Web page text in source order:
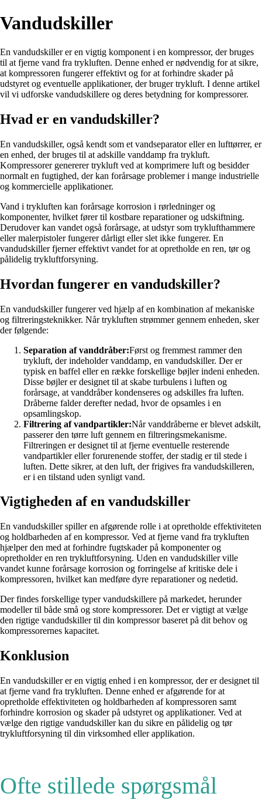
Vandudskiller
En vandudskiller er en vigtig komponent i en kompressor, der bruges
til at fjerne vand fra trykluften. Denne enhed er nødvendig for at sikre,
at kompressoren fungerer effektivt og for at forhindre skader på
udstyret og eventuelle applikationer, der bruger trykluft. I denne artikel
vil vi udforske vandudskillere og deres betydning for kompressorer.
Hvad er en vandudskiller?
En vandudskiller, også kendt som et vandseparator eller en lufttørrer, er
en enhed, der bruges til at adskille vanddamp fra trykluft.
Kompressorer genererer trykluft ved at komprimere luft og besidder
normalt en fugtighed, der kan forårsage problemer i mange industrielle
og kommercielle applikationer.
Vand i trykluften kan forårsage korrosion i rørledninger og
komponenter, hvilket fører til kostbare reparationer og udskiftning.
Derudover kan vandet også forårsage, at udstyr som tryklufthammere
eller malerpistoler fungerer dårligt eller slet ikke fungerer. En
vandudskiller fjerner effektivt vandet for at opretholde en ren, tør og
pålidelig trykluftforsyning.
Hvordan fungerer en vandudskiller?
En vandudskiller fungerer ved hjælp af en kombination af mekaniske
og filtreringsteknikker. Når trykluften strømmer gennem enheden, sker
der følgende:
Separation af vanddråber:Først og fremmest rammer den
trykluft, der indeholder vanddamp, en vandudskiller. Der er
typisk en baffel eller en række forskellige bøjler indeni enheden.
Disse bøjler er designet til at skabe turbulens i luften og
forårsage, at vanddråber kondenseres og adskilles fra luften.
Dråberne falder derefter nedad, hvor de opsamles i en
opsamlingskop.
Filtrering af vandpartikler:Når vanddråberne er blevet adskilt,
passerer den tørre luft gennem en filtreringsmekanisme.
Filtreringen er designet til at fjerne eventuelle resterende
vandpartikler eller forurenende stoffer, der stadig er til stede i
luften. Dette sikrer, at den luft, der frigives fra vandudskilleren,
er i en tilstand uden synligt vand.
Vigtigheden af en vandudskiller
En vandudskiller spiller en afgørende rolle i at opretholde effektiviteten
og holdbarheden af en kompressor. Ved at fjerne vand fra trykluften
hjælper den med at forhindre fugtskader på komponenter og
opretholder en ren trykluftforsyning. Uden en vandudskiller ville
vandet kunne forårsage korrosion og forringelse af kritiske dele i
kompressoren, hvilket kan medføre dyre reparationer og nedetid.
Der findes forskellige typer vandudskillere på markedet, herunder
modeller til både små og store kompressorer. Det er vigtigt at vælge
den rigtige vandudskiller til din kompressor baseret på dit behov og
kompressorernes kapacitet.
Konklusion
En vandudskiller er en vigtig enhed i en kompressor, der er designet til
at fjerne vand fra trykluften. Denne enhed er afgørende for at
opretholde effektiviteten og holdbarheden af kompressoren samt
forhindre korrosion og skader på udstyret og applikationer. Ved at
vælge den rigtige vandudskiller kan du sikre en pålidelig og tør
trykluftforsyning til din virksomhed eller applikation.
Ofte stillede spørgsmål